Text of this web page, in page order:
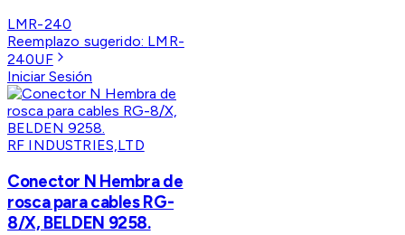
LMR-240
Reemplazo sugerido: LMR-
240UF
Iniciar Sesión
RF INDUSTRIES,LTD
Conector N Hembra de
rosca para cables RG-
8/X, BELDEN 9258.